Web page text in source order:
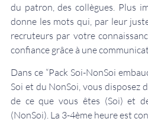
du patron, des collègues. Plus
donne les mots qui, par leur
recruteurs par votre
confiance grâce à une
Dans ce “Pack Soi-NonSoi
Soi et du NonSoi, vous disposez
de ce que vous êtes (Soi) et
(NonSoi). La 3-4ème heure est